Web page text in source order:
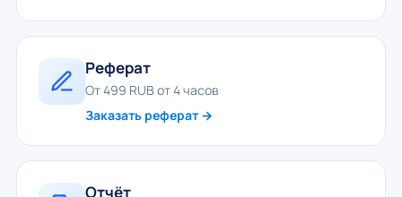
Реферат
От 499 RUB от 4 часов
Заказать реферат →
Отчёт